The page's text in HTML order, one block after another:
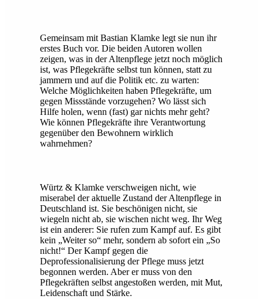
Gemeinsam mit Bastian Klamke legt sie nun ihr
erstes Buch vor. Die beiden Autoren wollen
zeigen, was in der Altenpflege jetzt noch möglich
ist, was Pflegekräfte selbst tun können, statt zu
jammern und auf die Politik etc. zu warten:
Welche Möglichkeiten haben Pflegekräfte, um
gegen Missstände vorzugehen? Wo lässt sich
Hilfe holen, wenn (fast) gar nichts mehr geht?
Wie können Pflegekräfte ihre Verantwortung
gegenüber den Bewohnern wirklich
wahrnehmen?
Würtz & Klamke verschweigen nicht, wie
miserabel der aktuelle Zustand der Altenpflege in
Deutschland ist. Sie beschönigen nicht, sie
wiegeln nicht ab, sie wischen nicht weg. Ihr Weg
ist ein anderer: Sie rufen zum Kampf auf. Es gibt
kein „Weiter so“ mehr, sondern ab sofort ein „So
nicht!“ Der Kampf gegen die
Deprofessionalisierung der Pflege muss jetzt
begonnen werden. Aber er muss von den
Pflegekräften selbst angestoßen werden, mit Mut,
Leidenschaft und Stärke.